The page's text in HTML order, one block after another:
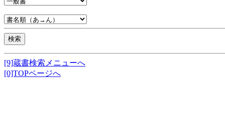
[9]蔵書検索メニューへ
[0]TOPページへ